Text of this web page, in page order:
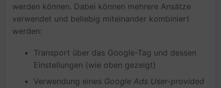
werden können. Dabei können mehrere Ansätze
verwendet und beliebig miteinander kombiniert
werden:
Transport über das Google-Tag und dessen
Einstellungen (wie oben gezeigt)
Verwendung eines Google Ads User-provided